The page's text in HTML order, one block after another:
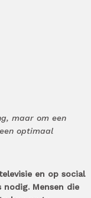
maar om een
optimaal
en op social
Mensen die